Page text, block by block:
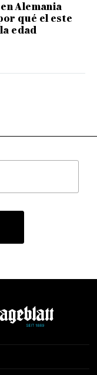
Alemania
qué el este
edad